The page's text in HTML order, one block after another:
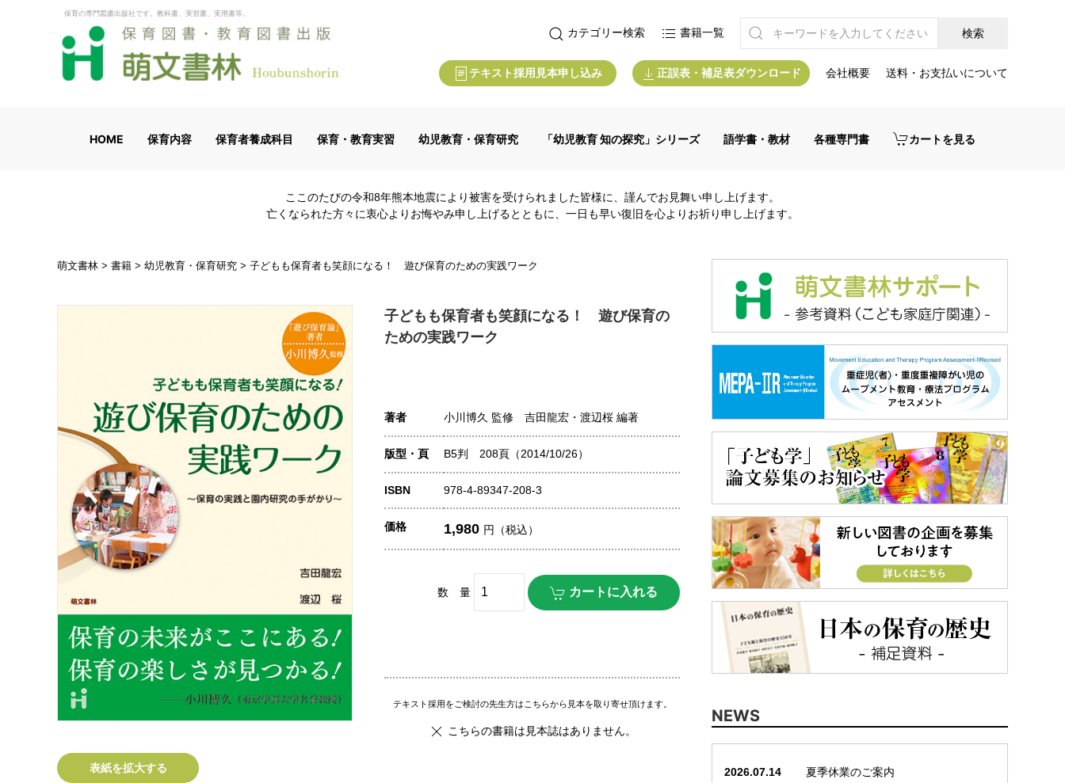
保育の専門図書出版社です。教科書、実習書、実用書等。
カテゴリー検索 書籍一覧
テキスト採用見本申し込み 正誤表・補足表ダウンロード 会社概要 送料・お支払いについて
HOME 保育内容 保育者養成科目 保育・教育実習 幼児教育・保育研究 「幼児教育 知の探究」シリーズ 語学書・教材 各種専門書 カートを見る
ここのたびの令和8年熊本地震により被害を受けられました皆様に、謹んでお見舞い申し上げます。
亡くなられた方々に衷心よりお悔やみ申し上げるとともに、一日も早い復旧を心よりお祈り申し上げます。
萌文書林 > 書籍 > 幼児教育・保育研究 > 子どもも保育者も笑顔になる！ 遊び保育のための実践ワーク
表紙を拡大する
子どもも保育者も笑顔になる！ 遊び保育の
ための実践ワーク
著者 小川博久 監修 吉田龍宏・渡辺桜 編著
版型・頁 B5判 208頁（2014/10/26）
ISBN 978-4-89347-208-3
価格 1,980 円（税込）
数 量
テキスト採用をご検討の先生方はこちらから見本を取り寄せ頂けます。
こちらの書籍は見本誌はありません。
NEWS
2026.07.14 夏季休業のご案内